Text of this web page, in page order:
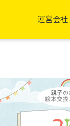
運営会社